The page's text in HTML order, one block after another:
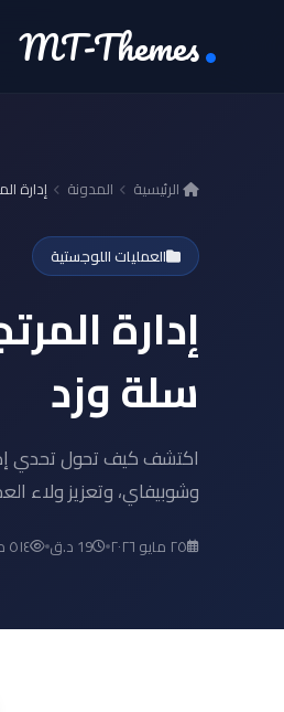
MT-Themes
الرئيسية المدونة إدارة
العمليات اللوجستية
إدارة
سلة وزد
اكتشف كيف تحول تحدي
وشوبيفاي، وتعزيز ولاء
٢٥ مايو ٢٠٢٦ 19 د.ق ٥١٤ مشاهدة